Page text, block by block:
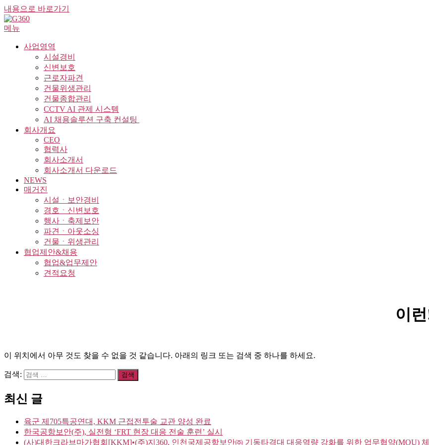
내용으로 바로가기
메뉴
사업영역
시설경비
신변보호
근로자파견
건물위생관리
건물종합관리
CCTV AI 관제 시스템
AI 채용솔루션 구축 컨설팅 ​
회사개요
CEO
협력사
회사소개서
회사소개서 다운로드
NEWS
매거진
시설ㆍ보안경비
경호ㆍ신변보호
행사ㆍ축제보안
파견ㆍ아웃소싱
건물ㆍ위생관리
협업제안&채용
협업&업무제안
견적요청
이
이 위치에서 아무 것도 찾을 수 없을 것 같습니다. 아래의 링크 또는 검색 중 하나를 하세요.
검색:
최신 글
육군 제705특공연대, KKM 근접전투술 교관 양성 완료
한국공항보안(주), 실전형 ‘FRT 현장 대응 전술 훈련’ 실시
(사)대한크라브마가협회[KKM]•(주)지360, 인천국제공항보안㈜ 기동타격대 대응역량 강화를 위한 업무협약(MOU)